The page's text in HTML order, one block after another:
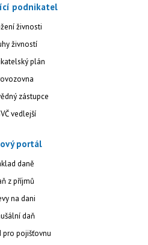
podnikatel
živnosti
živností
plán
zástupce
vedlejší
portál
daně
z příjmů
na dani
daň
pro pojišťovnu